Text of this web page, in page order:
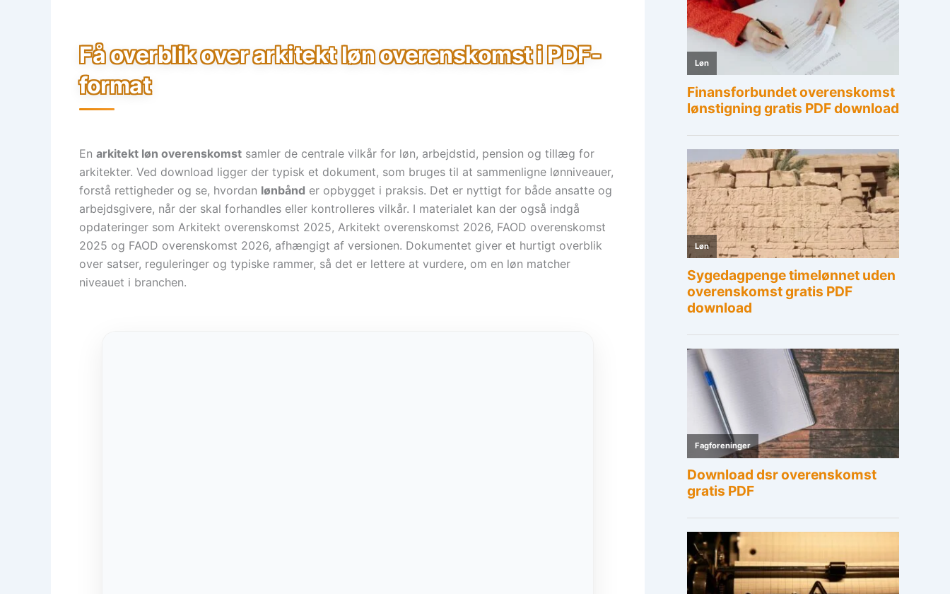
Få overblik over arkitekt løn overenskomst i PDF-
format
En arkitekt løn overenskomst samler de centrale vilkår for løn, arbejdstid, pension og tillæg for
arkitekter. Ved download ligger der typisk et dokument, som bruges til at sammenligne lønniveauer,
forstå rettigheder og se, hvordan lønbånd er opbygget i praksis. Det er nyttigt for både ansatte og
arbejdsgivere, når der skal forhandles eller kontrolleres vilkår. I materialet kan der også indgå
opdateringer som Arkitekt overenskomst 2025, Arkitekt overenskomst 2026, FAOD overenskomst
2025 og FAOD overenskomst 2026, afhængigt af versionen. Dokumentet giver et hurtigt overblik
over satser, reguleringer og typiske rammer, så det er lettere at vurdere, om en løn matcher
niveauet i branchen.